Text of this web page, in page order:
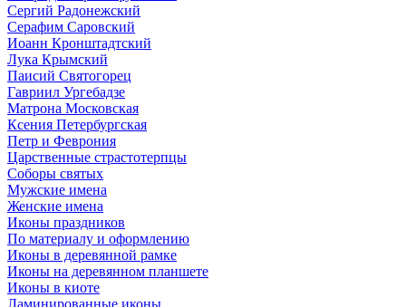
Сергий Радонежский
Серафим Саровский
Иоанн Кронштадтский
Лука Крымский
Паисий Святогорец
Гавриил Ургебадзе
Матрона Московская
Ксения Петербургская
Петр и Феврония
Царственные страстотерпцы
Соборы святых
Мужские имена
Женские имена
Иконы праздников
По материалу и оформлению
Иконы в деревянной рамке
Иконы на деревянном планшете
Иконы в киоте
Ламинированные иконы